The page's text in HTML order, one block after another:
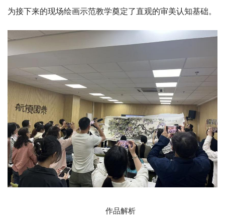
为接下来的现场绘画示范教学奠定了直观的审美认知基础。
作品解析